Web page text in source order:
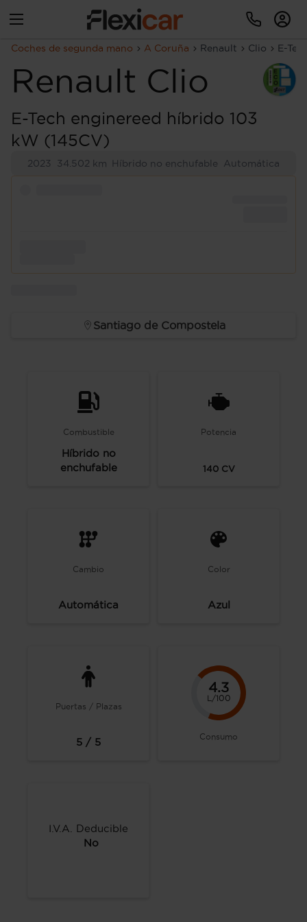
Coches de segunda mano A Coruña Renault Clio E-
Renault Clio
E-Tech enginereed híbrido 103
kW (145CV)
2023 34.502 km Híbrido no enchufable Automática
Santiago de Compostela
Combustible
Híbrido no
enchufable
Potencia
140CV
Cambio
Automática
Color
Azul
Puertas / Plazas
5 / 5
4.3
L/100
Consumo
I.V.A. Deducible
No